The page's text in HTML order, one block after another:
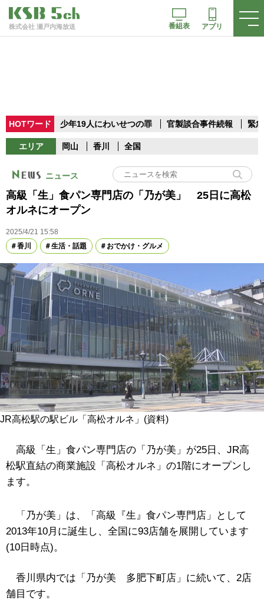
株式会社 瀬戸内海放送 番組表 アプリ
HOTワード 少年19人にわいせつの罪 官製談合事件続報 緊
エリア 岡山 香川 全国
ニュース
高級「生」食パン専門店の「乃が美」 25日に高松
オルネにオープン
2025/4/21 15:58
香川
生活・話題 おでかけ・グルメ
JR高松駅の駅ビル「高松オルネ」(資料)
高級「生」食パン専門店の「乃が美」が25日、JR高
松駅直結の商業施設「高松オルネ」の1階にオープンし
ます。
「乃が美」は、「高級『生』食パン専門店」として
2013年10月に誕生し、全国に93店舗を展開しています
(10日時点)。
香川県内では「乃が美 多肥下町店」に続いて、2店
舗目です。